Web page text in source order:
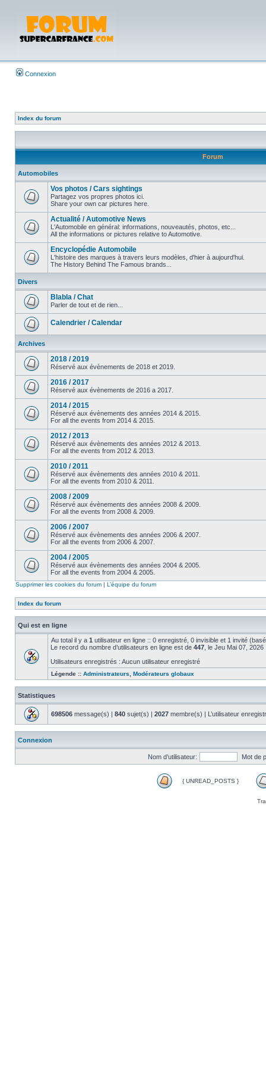
Connexion
Index du forum
Forum
Automobiles
Vos photos / Cars sightings
Partagez vos propres photos ici.
Share your own car pictures here.
Actualité / Automotive News
L'Automobile en général: informations, nouveautés, photos, etc...
All the informations or pictures relative to Automotive.
Encyclopédie Automobile
L'histoire des marques à travers leurs modèles, d'hier à aujourd'hui.
The History Behind The Famous brands...
Divers
Blabla / Chat
Parler de tout et de rien...
Calendrier / Calendar
Archives
2018 / 2019
Réservé aux évènements de 2018 et 2019.
2016 / 2017
Réservé aux évènements de 2016 a 2017.
2014 / 2015
Réservé aux évènements des années 2014 & 2015.
For all the events from 2014 & 2015.
2012 / 2013
Réservé aux évènements des années 2012 & 2013.
For all the events from 2012 & 2013.
2010 / 2011
Réservé aux évènements des années 2010 & 2011.
For all the events from 2010 & 2011.
2008 / 2009
Réservé aux évènements des années 2008 & 2009.
For all the events from 2008 & 2009.
2006 / 2007
Réservé aux évènements des années 2006 & 2007.
For all the events from 2006 & 2007.
2004 / 2005
Réservé aux évènements des années 2004 & 2005.
For all the events from 2004 & 2005.
Supprimer les cookies du forum | L’équipe du forum
Index du forum
Qui est en ligne
Au total il y a 1 utilisateur en ligne :: 0 enregistré, 0 invisible et 1 invité
Le record du nombre d’utilisateurs en ligne est de 447 , le Jeu Mai 07, 2026
Utilisateurs enregistrés : Aucun utilisateur enregistré
Légende :: Administrateurs Modérateurs globaux
Statistiques
698506 message(s) | 840 sujet(s) | 2027 membre(s) | L’utilisateur
Connexion
Nom d’utilisateur: Mot de
{ UNREAD_POSTS }